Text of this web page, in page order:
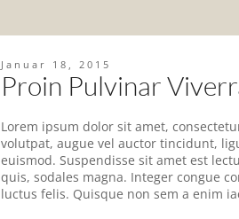
Januar 18, 2015
Proin Pulvinar
Lorem ipsum dolor sit amet,
volutpat, augue vel auctor tincidunt,
euismod. Suspendisse sit amet est
quis, sodales magna. Integer congue
luctus felis. Quisque non sem a enim